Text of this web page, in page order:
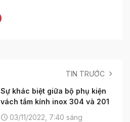
TIN TRƯỚC
Sự khác biệt giữa bộ phụ kiện
vách tắm kính inox 304 và 201
03/11/2022, 7:40 sáng